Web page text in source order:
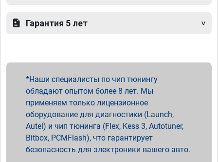
Гарантия 5 лет
Наши специалисты по чип тюнингу
обладают опытом более 8 лет. Мы
применяем только лицензионное
оборудование для диагностики (Launch,
Autel) и чип тюнинга (Flex, Kess 3, Autotuner,
Bitbox, PCMFlash), что гарантирует
безопасность для электроники вашего авто.